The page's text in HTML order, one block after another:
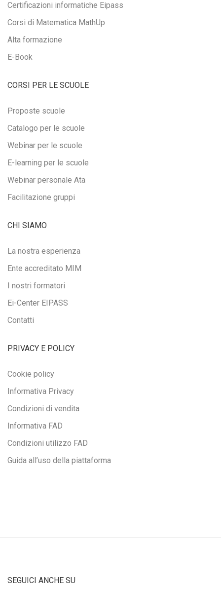
Certificazioni informatiche Eipass
Corsi di Matematica MathUp
Alta formazione
E-Book
CORSI PER LE SCUOLE
Proposte scuole
Catalogo per le scuole
Webinar per le scuole
E-learning per le scuole
Webinar personale Ata
Facilitazione gruppi
CHI SIAMO
La nostra esperienza
Ente accreditato MIM
I nostri formatori
Ei-Center EIPASS
Contatti
PRIVACY E POLICY
Cookie policy
Informativa Privacy
Condizioni di vendita
Informativa FAD
Condizioni utilizzo FAD
Guida all’uso della piattaforma
SEGUICI ANCHE SU